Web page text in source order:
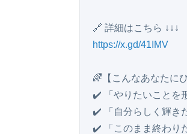
https://x.gd/41IMV
🌈【こんなあなたに
✔️ 「やりたいことを
✔️ 「自分らしく輝き
✔️ 「このまま終わり